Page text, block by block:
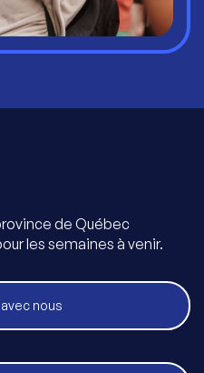
de Québec
les semaines à venir.
nous